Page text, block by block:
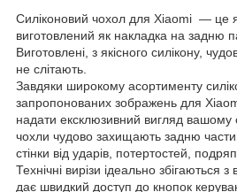
Силіконовий чохол для Xiaomi — це
виготовлений як накладка на задню
Виготовлені, з якісного силікону,
не слітають.
Завдяки широкому асортименту
запропонованих зображень для
надати ексклюзивний вигляд вашому
чохли чудово захищають задню
стінки від ударів, потертостей,
Технічні вирізи ідеально збігаються
дає швидкий доступ до кнопок